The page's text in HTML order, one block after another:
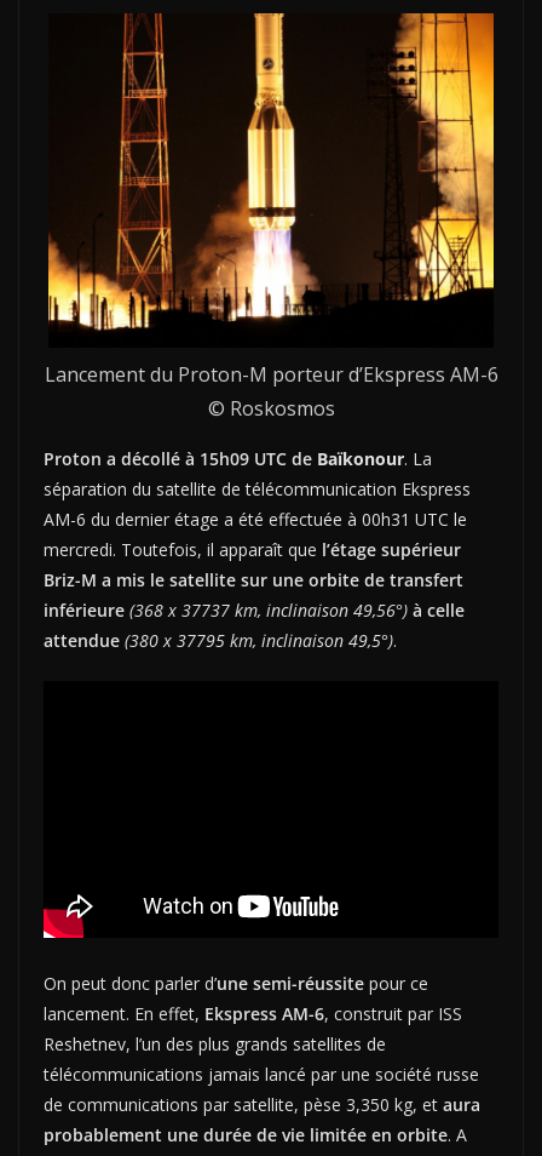
Lancement du Proton-M porteur d’Ekspress AM-6
© Roskosmos
Proton a décollé à 15h09 UTC de Baïkonour. La
séparation du satellite de télécommunication Ekspress
AM-6 du dernier étage a été effectuée à 00h31 UTC le
mercredi. Toutefois, il apparaît que l’étage supérieur
Briz-M a mis le satellite sur une orbite de transfert
inférieure (368 x 37737 km, inclinaison 49,56°) à celle
attendue (380 x 37795 km, inclinaison 49,5°).
On peut donc parler d’une semi-réussite pour ce
lancement. En effet, Ekspress AM-6, construit par ISS
Reshetnev, l’un des plus grands satellites de
télécommunications jamais lancé par une société russe
de communications par satellite, pèse 3,350 kg, et aura
probablement une durée de vie limitée en orbite. A